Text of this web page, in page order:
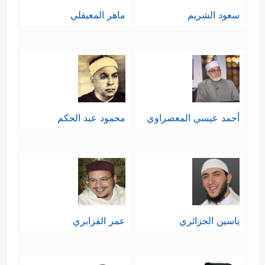
سعود الشريم ماهر المعيقلي
أحمد عيسي المعصراوي محمود عبد الحكم
ياسين الجزائري عمر القزابري